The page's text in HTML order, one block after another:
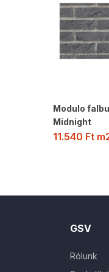
Modulo
Midnight
11.540 Ft
GSV
Rólunk